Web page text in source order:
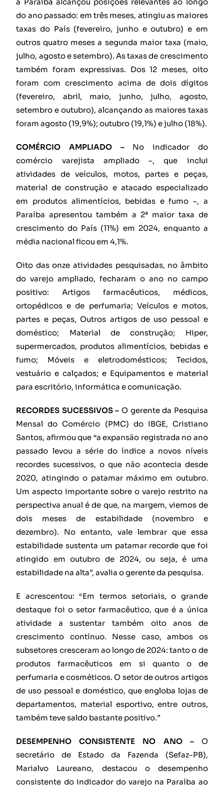
do ano passado: em três meses, atingiu as maiores
taxas do País (fevereiro, junho e outubro) e em
outros quatro meses a segunda maior taxa (maio,
julho, agosto e setembro). As taxas de crescimento
também foram expressivas. Dos 12 meses, oito
foram com crescimento acima de dois dígitos
(fevereiro, abril, maio, junho, julho, agosto,
setembro e outubro), alcançando as maiores taxas
foram agosto (19,9%); outubro (19,1%) e julho (18%).
COMÉRCIO AMPLIADO –No indicador do
comércio varejista ampliado –, que inclui
atividades de veículos, motos, partes e peças,
material de construção e atacado especializado
em produtos alimentícios, bebidas e fumo –, a
Paraíba apresentou também a 2ª maior taxa de
crescimento do País (11%) em 2024, enquanto a
média nacional ficou em 4,1%.
Oito das onze atividades pesquisadas, no âmbito
do varejo ampliado, fecharam o ano no campo
positivo: Artigos farmacêuticos, médicos,
ortopédicos e de perfumaria; Veículos e motos,
partes e peças, Outros artigos de uso pessoal e
doméstico; Material de construção; Hiper,
supermercados, produtos alimentícios, bebidas e
fumo; Móveis e eletrodomésticos; Tecidos,
vestuário e calçados; e Equipamentos e material
para escritório, informática e comunicação.
RECORDES SUCESSIVOS – O gerente da Pesquisa
Mensal do Comércio (PMC) do IBGE, Cristiano
Santos, afirmou que “a expansão registrada no ano
passado levou a série do índice a novos níveis
recordes sucessivos, o que não acontecia desde
2020, atingindo o patamar máximo em outubro.
Um aspecto importante sobre o varejo restrito na
perspectiva anual é de que, na margem, viemos de
dois meses de estabilidade (novembro e
dezembro). No entanto, vale lembrar que essa
estabilidade sustenta um patamar recorde que foi
atingido em outubro de 2024, ou seja, é uma
estabilidade na alta”, avalia o gerente da pesquisa.
E acrescentou: “Em termos setoriais, o grande
destaque foi o setor farmacêutico, que é a única
atividade a sustentar também oito anos de
crescimento contínuo. Nesse caso, ambos os
subsetores cresceram ao longo de 2024: tanto o de
produtos farmacêuticos em si quanto o de
perfumaria e cosméticos. O setor de outros artigos
de uso pessoal e doméstico, que engloba lojas de
departamentos, material esportivo, entre outros,
também teve saldo bastante positivo.”
DESEMPENHO CONSISTENTE NO ANO –O
secretário de Estado da Fazenda (Sefaz-PB),
Marialvo Laureano, destacou o desempenho
consistente do indicador do varejo na Paraíba ao